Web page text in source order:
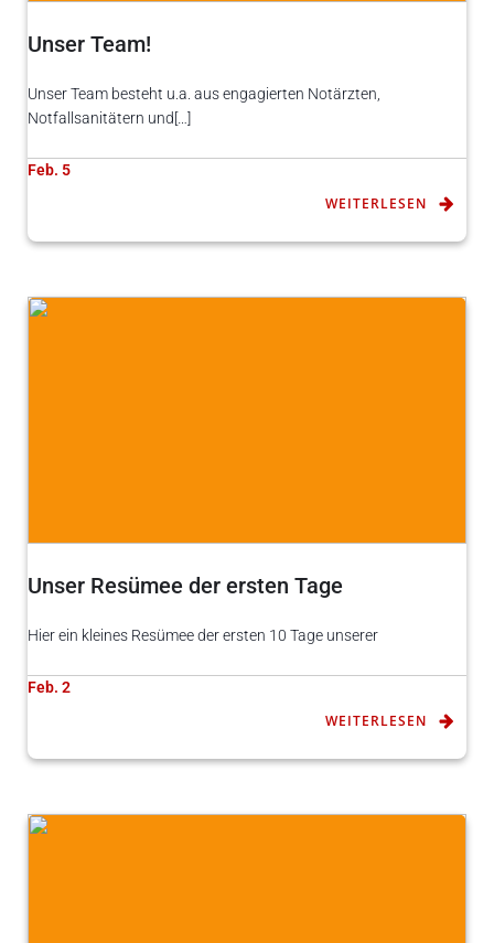
Unser Team!
Unser Team besteht u.a. aus engagierten Notärzten,
Notfallsanitätern und[…]
Feb. 5
WEITERLESEN
Unser Resümee der ersten Tage
Hier ein kleines Resümee der ersten 10 Tage unserer
Feb. 2
WEITERLESEN